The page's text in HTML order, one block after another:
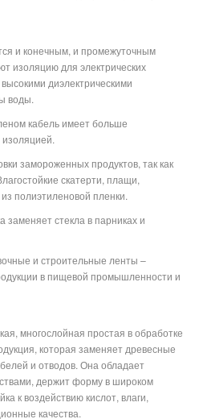
и конечным, и промежуточным
изоляцию для электрических
диэлектрическими
воды.
кабель имеет больше
замороженных продуктов, так как
скатерти, плащи,
полиэтиленовой пленки.
заменяет стекла в парниках и
и строительные ленты –
в пищевой промышленности и
многослойная простая в обработке
которая заменяет древесные
и отводов. Она обладает
держит форму в широком
к воздействию кислот, влаги,
качества.